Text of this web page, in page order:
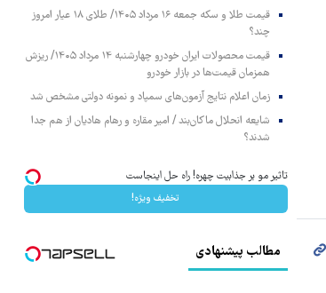
قیمت طلا و سکه جمعه ۱۶ مرداد ۱۴۰۵/ طلای ۱۸ عیار امروز
چند؟
قیمت محصولات ایران خودرو چهارشنبه ۱۴ مرداد ۱۴۰۵/ ریزش
همزمان قیمت‌ها در بازار خودرو
زمان اعلام نتایج آزمون‌های سمپاد و نمونه دولتی مشخص شد
شایعه انحلال ماکان‌بند / امیر مقاره و رهام هادیان از هم جدا
شدند؟
تاثیر مو بر جذابیت چهره! راه حل اینجاست
تخفیف ویژه!
مطالب پیشنهادی